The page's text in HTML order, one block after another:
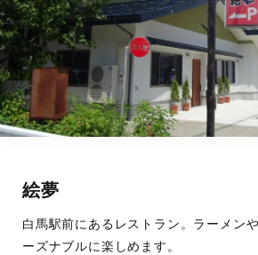
絵夢
白馬駅前にあるレストラン。ラーメン
ーズナブルに楽しめます。